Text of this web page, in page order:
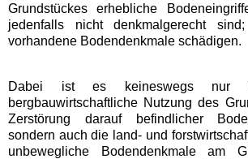
Grundstückes erhebliche
jedenfalls nicht denkmalgerecht
vorhandene Bodendenkmale schädigen.
Dabei ist es keineswegs nur
bergbauwirtschaftliche Nutzung des
Zerstörung darauf befindlicher
sondern auch die land- und
unbewegliche Bodendenkmale am